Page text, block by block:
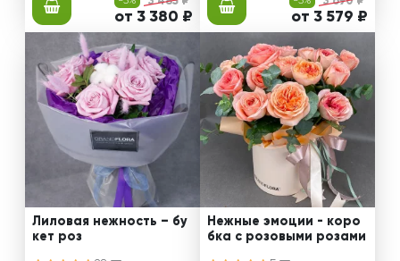
от 3 380 ₽ от 3 579 ₽
Лиловая нежность – бу
кет роз
Нежные эмоции - коро
бка с розовыми розами